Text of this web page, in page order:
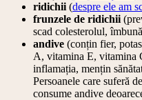
ridichii (despre ele am
frunzele de ridichii
scad colesterolul,
andive (conțin fier,
A, vitamina E, vitamina
inflamația, mențin
Persoanele care suferă
consume andive